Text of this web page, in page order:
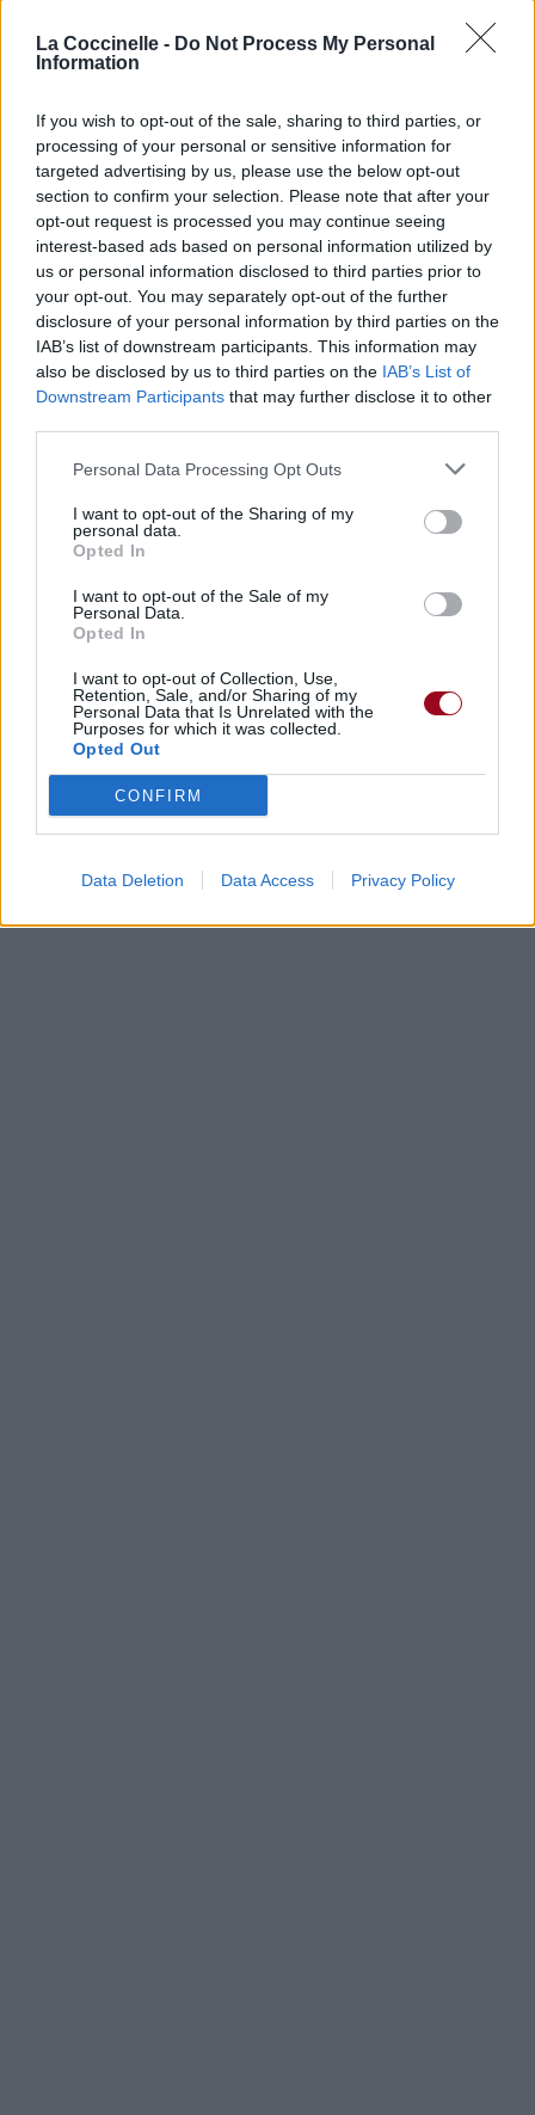
La Coccinelle - Do Not Process My Personal
Information
If you wish to opt-out of the sale, sharing to third parties, or
processing of your personal or sensitive information for
targeted advertising by us, please use the below opt-out
section to confirm your selection. Please note that after your
opt-out request is processed you may continue seeing
interest-based ads based on personal information utilized by
us or personal information disclosed to third parties prior to
your opt-out. You may separately opt-out of the further
disclosure of your personal information by third parties on the
IAB’s list of downstream participants. This information may
also be disclosed by us to third parties on the IAB’s List of
Downstream Participants that may further disclose it to other
Personal Data Processing Opt Outs
I want to opt-out of the Sharing of my
personal data.
Opted In
I want to opt-out of the Sale of my
Personal Data.
Opted In
I want to opt-out of Collection, Use,
Retention, Sale, and/or Sharing of my
Personal Data that Is Unrelated with the
Purposes for which it was collected.
Opted Out
CONFIRM
Data Deletion Data Access Privacy Policy
Vous aimez chanter, apprenez la guitare chez
Télécharger légalement les MP3 sur
Trouver des vinyles et des CD sur
Trouver un instrument de musique ou une partition au
meilleur prix sur
Paroles Téléchargement
Vidéos
Commentaires
Voir la vidéo de «Vista Sul Mare»
Concert/Live Concert/Live
Paroles Téléchargement
Vidéos
Commentaires
Dire «merci» pour cette traduction